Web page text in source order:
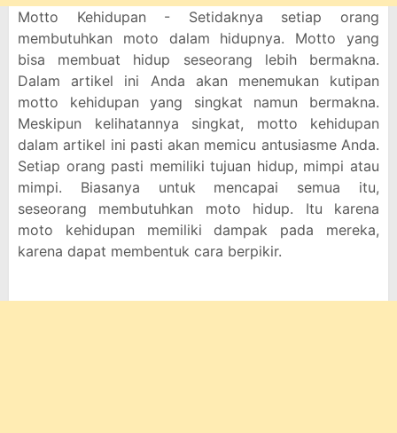
Motto Kehidupan - Setidaknya setiap orang
membutuhkan moto dalam hidupnya. Motto yang
bisa membuat hidup seseorang lebih bermakna.
Dalam artikel ini Anda akan menemukan kutipan
motto kehidupan yang singkat namun bermakna.
Meskipun kelihatannya singkat, motto kehidupan
dalam artikel ini pasti akan memicu antusiasme Anda.
Setiap orang pasti memiliki tujuan hidup, mimpi atau
mimpi. Biasanya untuk mencapai semua itu,
seseorang membutuhkan moto hidup. Itu karena
moto kehidupan memiliki dampak pada mereka,
karena dapat membentuk cara berpikir.